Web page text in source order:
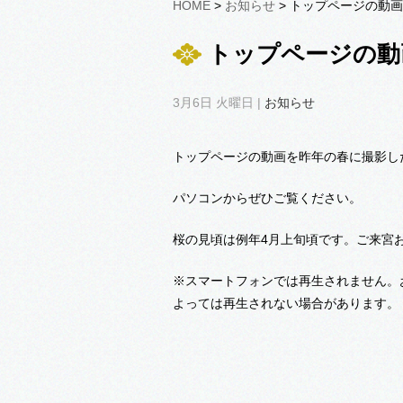
HOME> お知らせ> トップページの動
トップページの
3月6日 火曜日 | お知らせ
トップページの動画を昨年の春に撮影
パソコンからぜひご覧ください。
桜の見頃は例年4月上旬頃です。ご来宮
※スマートフォンでは再生されません
よっては再生されない場合があります。